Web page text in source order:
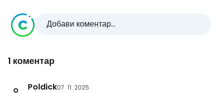
Добави коментар...
1 коментар
Poldick07. 11. 2025